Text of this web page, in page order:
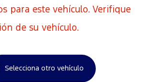
para este vehículo. Verifique
de su vehículo.
Selecciona otro vehículo